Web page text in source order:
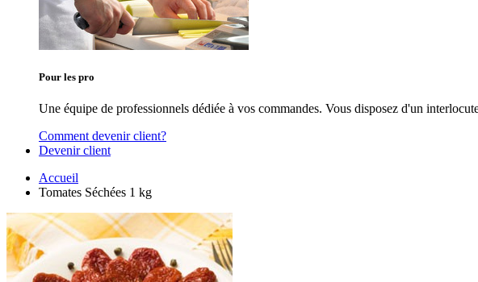
Pour les pro
Une équipe de professionnels dédiée à vos commandes. Vous disposez d'un
Comment devenir client?
Devenir client
Accueil
Tomates Séchées 1 kg